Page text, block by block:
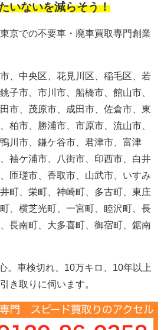
いないを減らそう！
京での不要車・廃車買取専門創業
、中央区、花見川区、稲毛区、若
子市、市川市、船橋市、館山市、
市、茂原市、成田市、佐倉市、東
柏市、勝浦市、市原市、流山市、
川市、鎌ケ谷市、君津市、富津
袖ケ浦市、八街市、印西市、白井
匝瑳市、香取市、山武市、いすみ
町、栄町、神崎町、多古町、東庄
、横芝光町、一宮町、睦沢町、長
長南町、大多喜町、御宿町、鋸南
。車検切れ、10万キロ、10年以上
き取りに伺います。